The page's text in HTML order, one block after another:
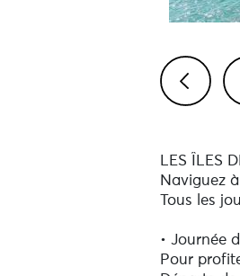
LES ÎLES
Naviguez
Tous les
• Journée
Pour